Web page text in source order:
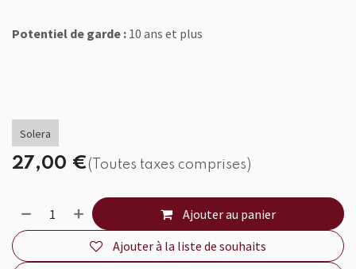
Potentiel de garde : 10 ans et plus
Solera
27,00 €(Toutes taxes comprises)
Ajouter au panier
Ajouter à la liste de souhaits